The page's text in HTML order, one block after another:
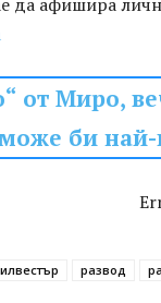
от Миро,
би най-
развод